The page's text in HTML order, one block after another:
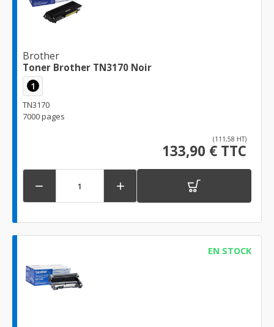
Brother
Toner Brother TN3170 Noir
1
TN3170
7000 pages
(111,58 HT)
133,90 € TTC
 
EN STOCK